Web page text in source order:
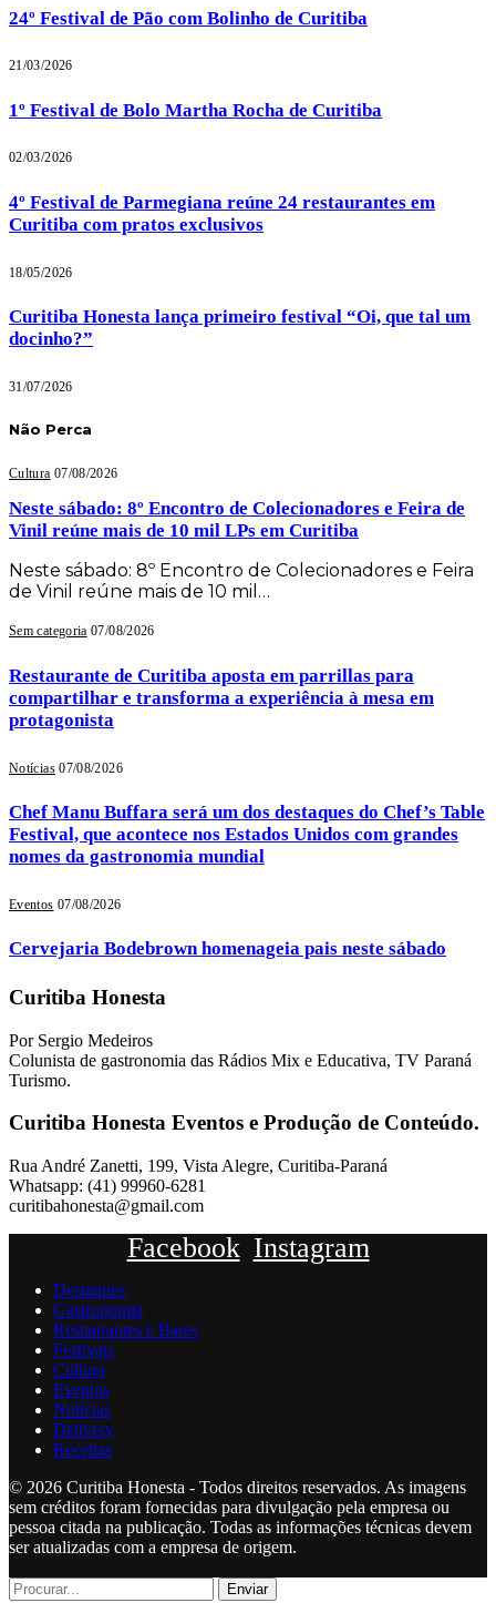
24º Festival de Pão com Bolinho de Curitiba
21/03/2026
1º Festival de Bolo Martha Rocha de Curitiba
02/03/2026
4º Festival de Parmegiana reúne 24 restaurantes em
Curitiba com pratos exclusivos
18/05/2026
Curitiba Honesta lança primeiro festival “Oi, que tal um
docinho?”
31/07/2026
Não Perca
Cultura 07/08/2026
Neste sábado: 8º Encontro de Colecionadores e Feira de
Vinil reúne mais de 10 mil LPs em Curitiba
Neste sábado: 8º Encontro de Colecionadores e Feira
de Vinil reúne mais de 10 mil…
Sem categoria 07/08/2026
Restaurante de Curitiba aposta em parrillas para
compartilhar e transforma a experiência à mesa em
protagonista
Notícias 07/08/2026
Chef Manu Buffara será um dos destaques do Chef’s Table
Festival, que acontece nos Estados Unidos com grandes
nomes da gastronomia mundial
Eventos 07/08/2026
Cervejaria Bodebrown homenageia pais neste sábado
Curitiba Honesta
Por Sergio Medeiros
Colunista de gastronomia das Rádios Mix e Educativa, TV Paraná
Turismo.
Curitiba Honesta Eventos e Produção de Conteúdo.
Rua André Zanetti, 199, Vista Alegre, Curitiba-Paraná
Whatsapp: (41) 99960-6281
curitibahonesta@gmail.com
Facebook Instagram
Destaques
Gastronomia
Restaurantes e Bares
Festivais
Cultura
Eventos
Notícias
Delivery
Receitas
© 2026 Curitiba Honesta - Todos direitos reservados. As imagens
sem créditos foram fornecidas para divulgação pela empresa ou
pessoa citada na publicação. Todas as informações técnicas devem
ser atualizadas com a empresa de origem.
Enviar